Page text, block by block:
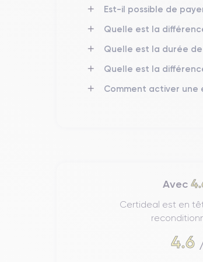
fabriqué avec une technologie de4
gérer des tâches intensives sans
Audio de l’iPhone 14 Pro
L'iPhone 14 Pro Max
Dolby Atmos
, il affiche des
pour le contenu
L'iPhone 14 Pro Max est équipé
Est-il possible de
Quelle est la
Quelle est la durée de
Quelle est la
Comment activer une
Avec
Certideal est en
4.6